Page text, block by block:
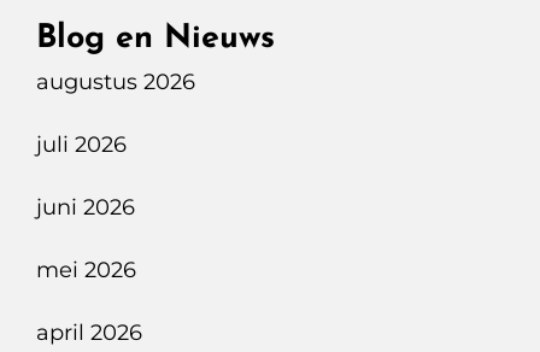
Panorama
Blog en Nieuws
augustus 2026
juli 2026
juni 2026
mei 2026
april 2026